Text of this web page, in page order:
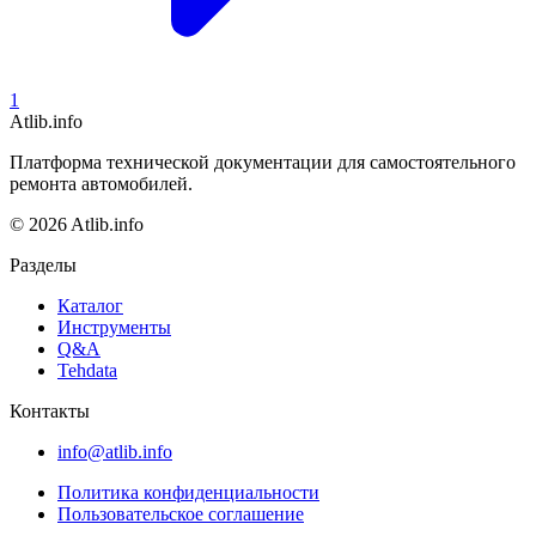
1
Atlib.info
Платформа технической документации для самостоятельного
ремонта автомобилей.
© 2026 Atlib.info
Разделы
Каталог
Инструменты
Q&A
Tehdata
Контакты
info@atlib.info
Политика конфиденциальности
Пользовательское соглашение